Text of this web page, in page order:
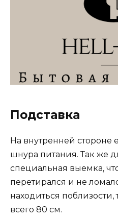
Подставка
На внутренней стороне
шнура питания. Так же
специальная выемка,
перетирался и не
находиться
всего 80 см.